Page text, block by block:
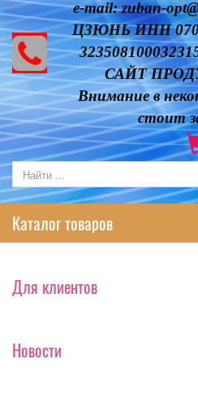
e-mail: zuban-
ЦЗЮНЬ ИНН
САЙТ
Внимание в
стоит
Каталог товаров
Для клиентов
Новости